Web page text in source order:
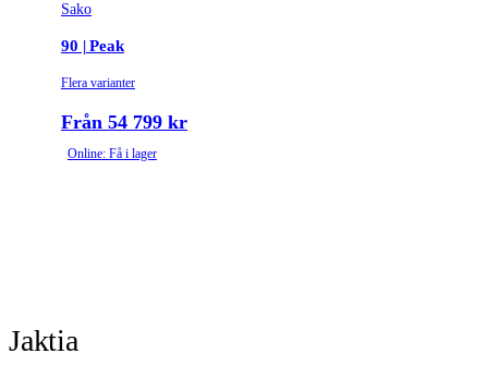
Sako
90 | Peak
Flera varianter
Från 54 799 kr
Online: Få i lager
Jaktia